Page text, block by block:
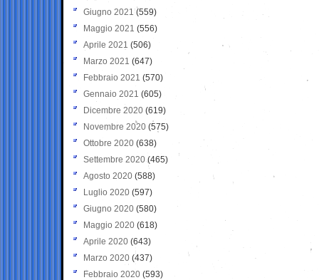
Giugno 2021(559)
Maggio 2021 (556)
Aprile 2021 (506)
Marzo 2021 (647)
Febbraio 2021 (570)
Gennaio 2021 (605)
Dicembre 2020 (619)
Novembre 2020 (575)
Ottobre 2020 (638)
Settembre 2020(465)
Agosto 2020 (588)
Luglio 2020 (597)
Giugno 2020 (580)
Maggio 2020 (618)
Aprile 2020 (643)
Marzo 2020 (437)
Febbraio 2020 (593)